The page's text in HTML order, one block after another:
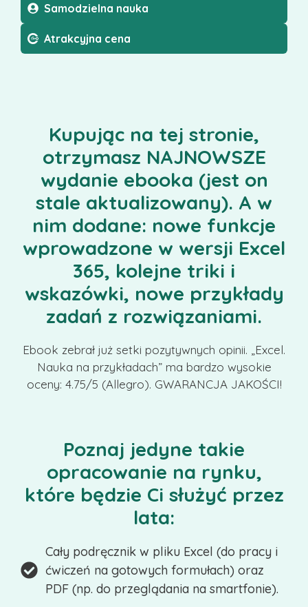
Samodzielna nauka
Atrakcyjna cena
Kupując na tej stronie,
otrzymasz NAJNOWSZE
wydanie ebooka (jest on
stale aktualizowany). A w
nim dodane: nowe funkcje
wprowadzone w wersji Excel
365, kolejne triki i
wskazówki, nowe przykłady
zadań z rozwiązaniami.
Ebook zebrał już setki pozytywnych opinii. „Excel.
Nauka na przykładach” ma bardzo wysokie
oceny: 4.75/5 (Allegro). GWARANCJA JAKOŚCI!
Poznaj jedyne takie
opracowanie na rynku,
które będzie Ci służyć przez
lata:
Cały podręcznik w pliku Excel (do pracy i
ćwiczeń na gotowych formułach) oraz
PDF (np. do przeglądania na smartfonie).